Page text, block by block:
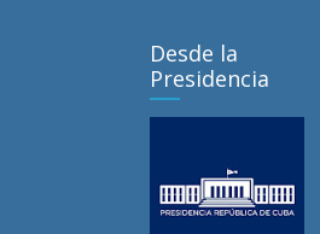
Desde la
Presidencia